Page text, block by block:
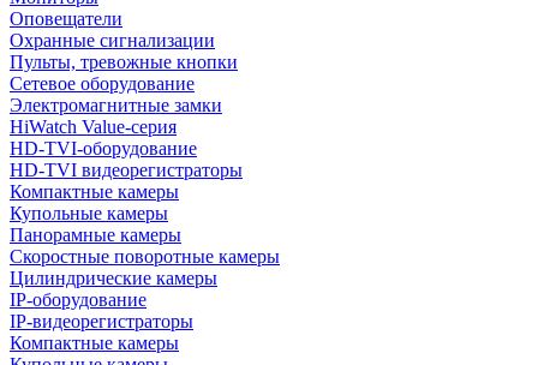
Оповещатели
Охранные сигнализации
Пульты, тревожные кнопки
Сетевое оборудование
Электромагнитные замки
HiWatch Value-серия
HD-TVI-оборудование
HD-TVI видеорегистраторы
Компактные камеры
Купольные камеры
Панорамные камеры
Скоростные поворотные камеры
Цилиндрические камеры
IP-оборудование
IP-видеорегистраторы
Компактные камеры